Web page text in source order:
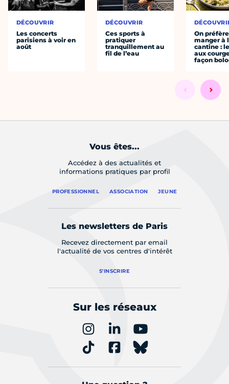
DÉCOUVRIR
Les concerts
parisiens à voir en
août
DÉCOUVRIR
Ces sports à
pratiquer
tranquillement au
fil de l’eau
On préfère
manger à
cantine :
aux
façon
Vous êtes...
Accédez à des actualités et
informations pratiques par profil
PROFESSIONNEL ASSOCIATION JEUNE
Les newsletters de Paris
Recevez directement par email
l'actualité de vos centres d'intérêt
S'INSCRIRE
Sur les réseaux